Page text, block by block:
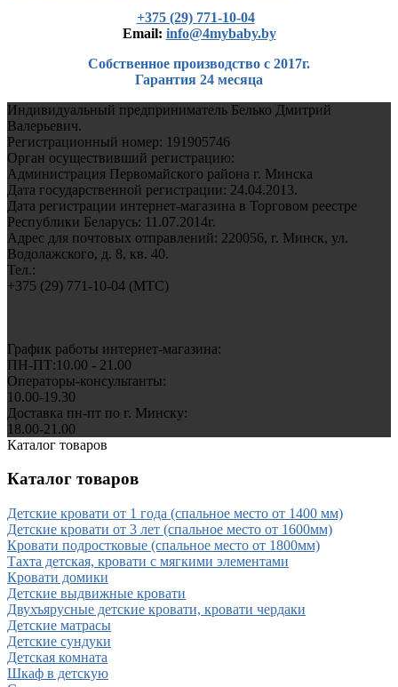
+375 (29) 771-10-04
Еmail: info@4mybaby.by
Собственное производство с 2017г.
Гарантия 24 месяца
Индивидуальный предприниматель Белько Дмитрий
Валерьевич.
Регистрационный номер: 191905746
Орган осуществивший регистрацию:
Администрация Первомайского района г. Минска
Дата государственной регистрации: 24.04.2013.
Дата регистрации интернет-магазина в Торговом реестре
Республики Беларусь: 11.07.2014г.
Адрес для почтовых отправлений: 220056, г. Минск, ул.
Водолажского, д. 8, кв. 40.
Тел.:
+375 (29) 771-10-04 (MTC)
График работы интернет-магазина:
ПН-ПТ:10.00 - 21.00
Операторы-консультанты:
10.00-19.30
Доставка пн-пт по г. Минску:
18.00-21.00
Каталог товаров
Каталог товаров
Детские кровати от 1 года (спальное место от 1400 мм)
Детские кровати от 3 лет (спальное место от 1600мм)
Кровати подростковые (спальное место от 1800мм)
Тахта детская, кровати с мягкими элементами
Кровати домики
Детские выдвижные кровати
Двухъярусные детские кровати, кровати чердаки
Детские матрасы
Детские сундуки
Детская комната
Шкаф в детскую